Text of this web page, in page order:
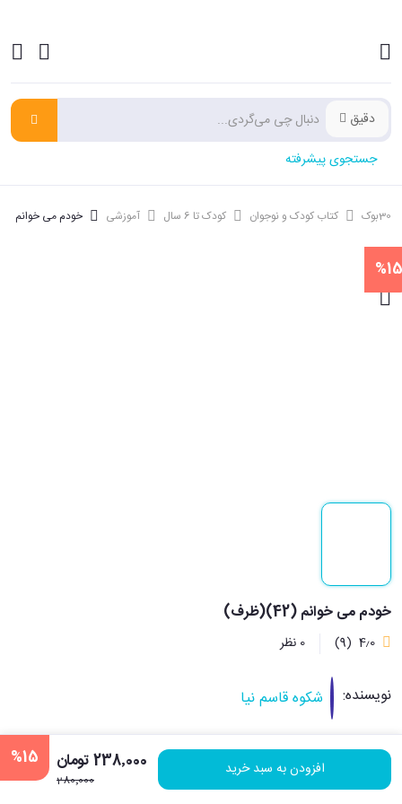
دقیق
جستجوی پیشرفته
30بوک کتاب کودک و نوجوان کودک تا 6 سال آموزشی خودم می خوانم
%15
خودم می خوانم (42)(ظرف)
4٫0 (9) 0 نظر
نویسنده: شکوه قاسم نیا
مترجم: سحرحقگو
افزودن به سبد خرید 238٬000 تومان
280٬000
%15